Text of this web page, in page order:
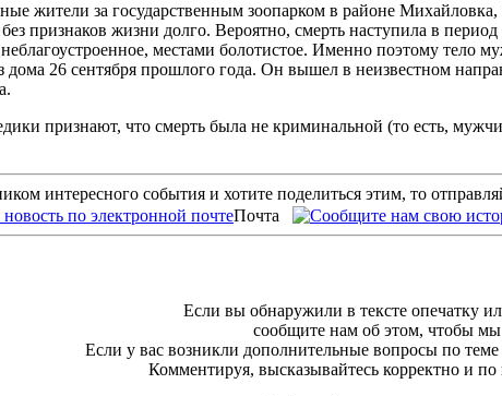
жители за государственным зоопарком в районе
признаков жизни долго. Вероятно, смерть наступила в
местами болотистое. Именно поэтому
26 сентября прошлого года. Он вышел в неизвестном
признают, что смерть была не криминальной (то есть,
интересного события и хотите поделиться этим, то
Почта
Если вы обнаружили в тексте опечатку
сообщите нам об этом, чтобы мы
Если у вас возникли дополнительные вопросы по
Комментируя, высказывайтесь корректно и